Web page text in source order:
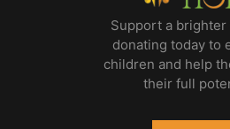
Support a
donating today to
children and help
their full